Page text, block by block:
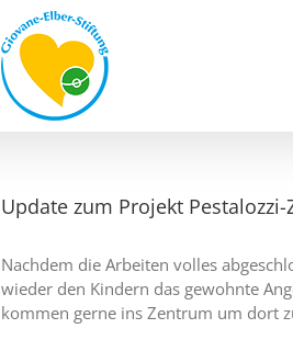
Update zum Projekt
Nachdem die Arbeiten volles
wieder den Kindern das gewohnte
kommen gerne ins Zentrum um dort